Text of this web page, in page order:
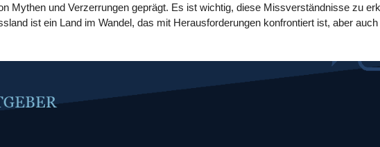
Mythen und Verzerrungen geprägt. Es ist wichtig, diese Missverständnisse zu
ist ein Land im Wandel, das mit Herausforderungen konfrontiert ist, aber